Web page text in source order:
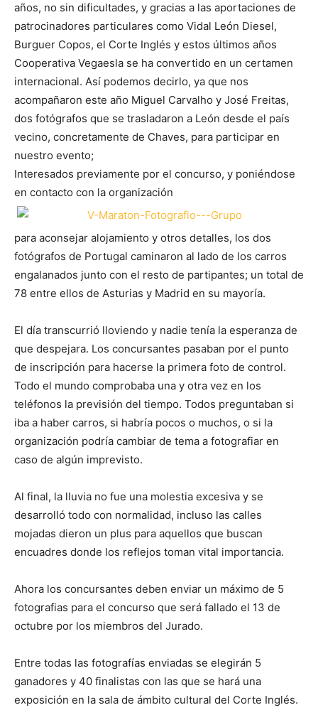
años, no sin dificultades, y gracias a las aportaciones de
patrocinadores particulares como Vidal León Diesel,
Burguer Copos, el Corte Inglés y estos últimos años
Cooperativa Vegaesla se ha convertido en un certamen
internacional. Así podemos decirlo, ya que nos
acompañaron este año Miguel Carvalho y José Freitas,
dos fotógrafos que se trasladaron a León desde el país
vecino, concretamente de Chaves, para participar en
nuestro evento;
Interesados previamente por el concurso, y poniéndose
en contacto con la organización
para aconsejar alojamiento y otros detalles, los dos
fotógrafos de Portugal caminaron al lado de los carros
engalanados junto con el resto de partipantes; un total de
78 entre ellos de Asturias y Madrid en su mayoría.
El día transcurrió lloviendo y nadie tenía la esperanza de
que despejara. Los concursantes pasaban por el punto
de inscripción para hacerse la primera foto de control.
Todo el mundo comprobaba una y otra vez en los
teléfonos la previsión del tiempo. Todos preguntaban si
iba a haber carros, si habría pocos o muchos, o si la
organización podría cambiar de tema a fotografiar en
caso de algún imprevisto.
Al final, la lluvia no fue una molestia excesiva y se
desarrolló todo con normalidad, incluso las calles
mojadas dieron un plus para aquellos que buscan
encuadres donde los reflejos toman vital importancia.
Ahora los concursantes deben enviar un máximo de 5
fotografias para el concurso que será fallado el 13 de
octubre por los miembros del Jurado.
Entre todas las fotografías enviadas se elegirán 5
ganadores y 40 finalistas con las que se hará una
exposición en la sala de ámbito cultural del Corte Inglés.